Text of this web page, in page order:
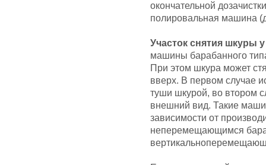
окончательной
полировальная машина
Участок снятия шкуры
машины барабанного
При этом шкура может
вверх. В первом случае
туши шкурой, во втором
внешний вид. Такие
зависимости от
неперемещающимся